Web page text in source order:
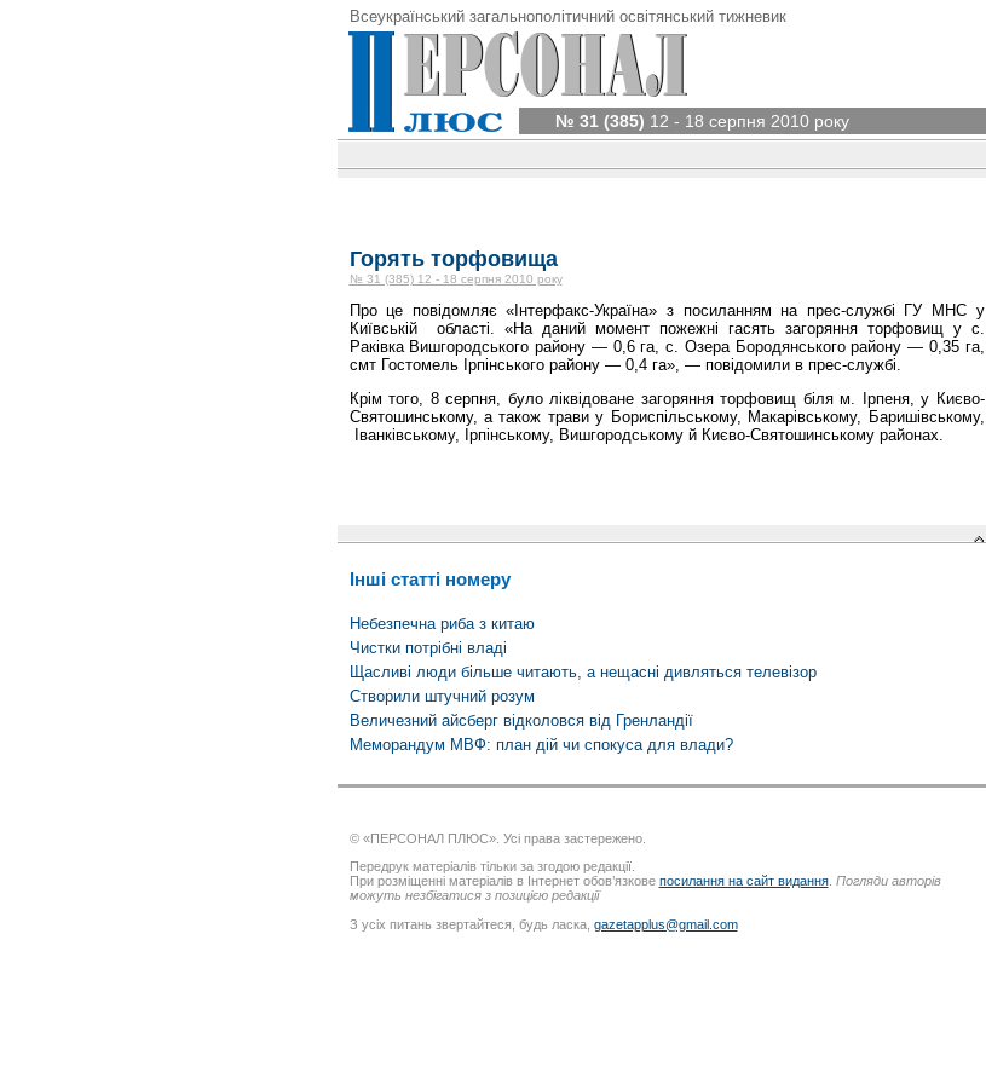
Всеукраїнський загальнополітичний освітянський тижневик
№ 31 (385) 12 - 18 серпня 2010 року
Горять торфовища
№ 31 (385) 12 - 18 серпня 2010 року
Про це повідомляє «Інтерфакс-Україна» з посиланням на прес-службі ГУ МНС у
Київській області. «На даний момент пожежні гасять загоряння торфовищ у с.
Раківка Вишгородського району — 0,6 га, с. Озера Бородянського району — 0,35 га,
смт Гостомель Ірпінського району — 0,4 га», — повідомили в прес-службі.
Крім того, 8 серпня, було ліквідоване загоряння торфовищ біля м. Ірпеня, у Києво-
Святошинському, а також трави у Бориспільському, Макарівському, Баришівському,
Іванківському, Ірпінському, Вишгородському й Києво-Святошинському районах.
Інші статті номеру
Небезпечна риба з китаю
Чистки потрібні владі
Щасливі люди більше читають, а нещасні дивляться телевізор
Створили штучний розум
Величезний айсберг відколовся від Гренландії
Меморандум МВФ: план дій чи спокуса для влади?
© «ПЕРСОНАЛ ПЛЮС». Усі права застережено.
Передрук матеріалів тільки за згодою редакції.
При розміщенні матеріалів в Інтернет обов’язкове посилання на сайт видання. Погляди авторів
можуть незбігатися з позицією редакції
З усіх питань звертайтеся, будь ласка, gazetapplus@gmail.com